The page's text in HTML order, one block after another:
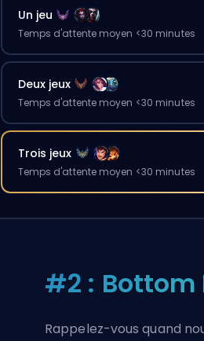
Un jeu
Temps d'attente moyen <30 minutes
Deux jeux
Temps d'attente moyen <30 minutes
Trois jeux
Temps d'attente moyen <30 minutes
#2 : Bottom
Rappelez-vous quand